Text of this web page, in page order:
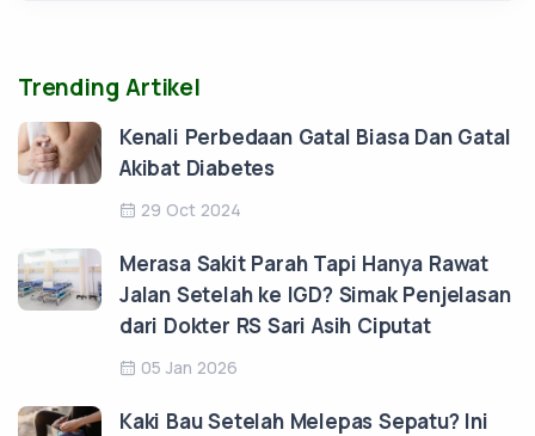
Trending Artikel
Kenali Perbedaan Gatal Biasa Dan Gatal
Akibat Diabetes
29 Oct 2024
Merasa Sakit Parah Tapi Hanya Rawat
Jalan Setelah ke IGD? Simak Penjelasan
dari Dokter RS Sari Asih Ciputat
05 Jan 2026
Kaki Bau Setelah Melepas Sepatu? Ini